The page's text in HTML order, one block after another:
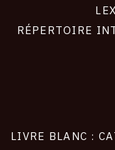
RÉPERTOIRE
LIVRE BLANC :